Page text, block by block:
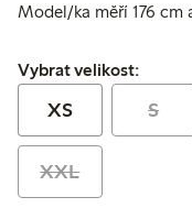
Model/ka měří 176 cm
Vybrat velikost:
Vybrat velikost:
XS S
XXL